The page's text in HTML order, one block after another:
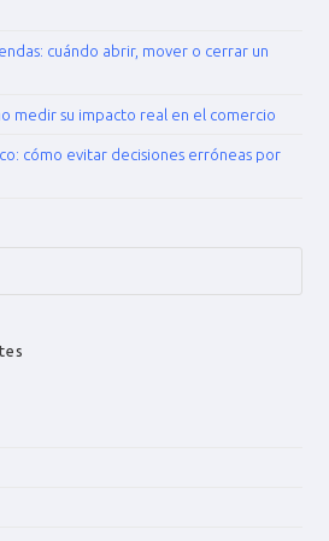
cuándo abrir, mover o cerrar un
medir su impacto real en el comercio
cómo evitar decisiones erróneas por